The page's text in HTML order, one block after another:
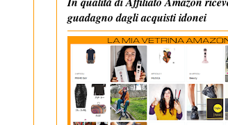
guadagno dagli acquisti idonei